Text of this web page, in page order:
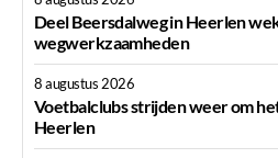
Deel Beersdalweg in Heerlen
wegwerkzaamheden
8 augustus 2026
Voetbalclubs strijden weer om
Heerlen